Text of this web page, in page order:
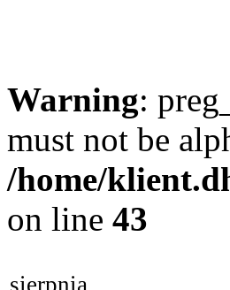
Warning:
must not be
/home/
on line 43
sierpnia